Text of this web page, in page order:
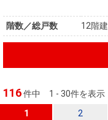
階数／総戸数
12階
116件中
1 - 30件を表示
1
2